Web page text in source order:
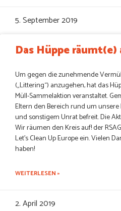
5. September 2019
Das Hüppe räumt(e)
Um gegen die zunehmende
(„Littering“) anzugehen, hat das
Müll-Sammelaktion veranstaltet.
Eltern den Bereich rund um
und sonstigem Unrat befreit. Die
Wir räumen den Kreis auf! der
Let’s Clean Up Europe ein. Vielen
haben!
WEITERLESEN »
2. April 2019